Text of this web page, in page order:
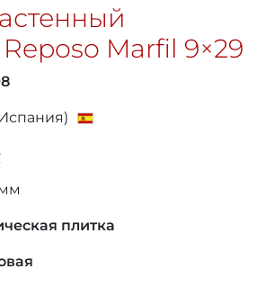
Marfil 9×29
плитка